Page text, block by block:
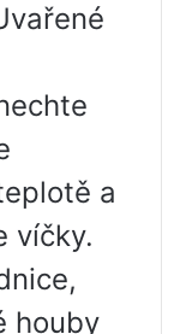
a
víčky.
houby